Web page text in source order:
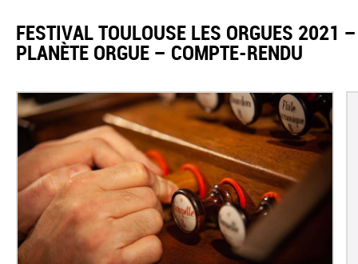
FESTIVAL TOULOUSE LES ORGUES 2021
PLANÈTE ORGUE – COMPTE-RENDU